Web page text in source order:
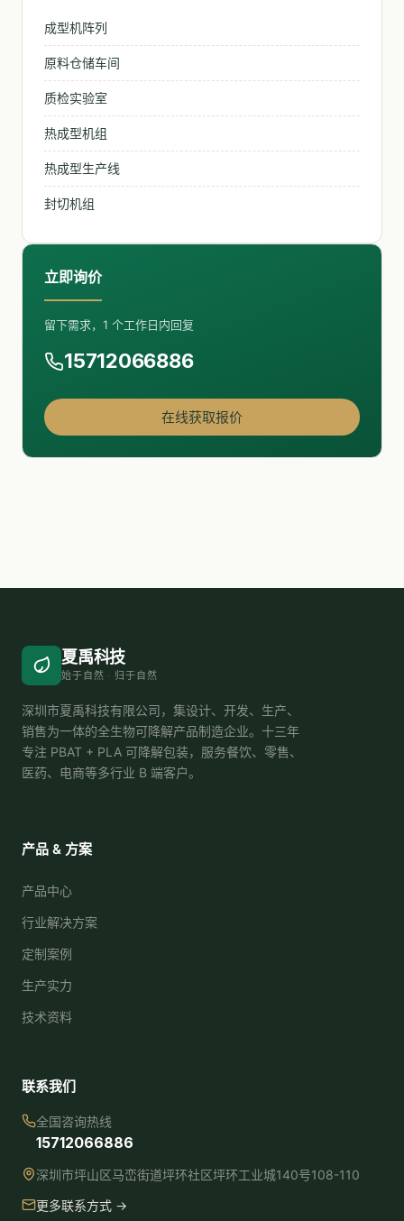
成型机阵列
原料仓储车间
质检实验室
热成型机组
热成型生产线
封切机组
立即询价
留下需求，1 个工作日内回复
15712066886
在线获取报价
夏禹科技
始于自然 · 归于自然
深圳市夏禹科技有限公司，集设计、开发、生产、
销售为一体的全生物可降解产品制造企业。十三年
专注 PBAT + PLA 可降解包装，服务餐饮、零售、
医药、电商等多行业 B 端客户。
产品 & 方案
产品中心
行业解决方案
定制案例
生产实力
技术资料
联系我们
全国咨询热线
15712066886
深圳市坪山区马峦街道坪环社区坪环工业城140号108-110
更多联系方式 →